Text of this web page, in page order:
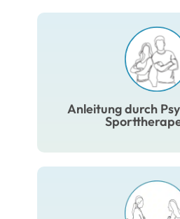
Anleitung durch
begleiten Sie
empathisch,
körperliche
Gesundheit